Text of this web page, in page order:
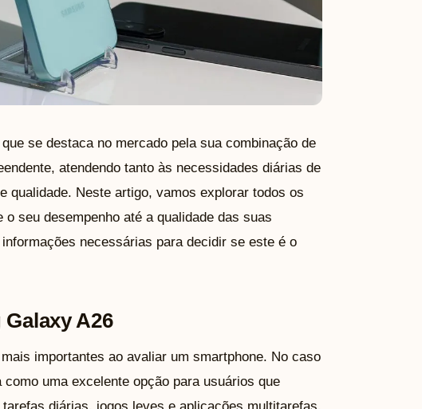
se destaca no mercado pela sua combinação de
atendendo tanto às necessidades diárias de
qualidade. Neste artigo, vamos explorar todos os
seu desempenho até a qualidade das suas
necessárias para decidir se este é o
A26
importantes ao avaliar um smartphone. No caso
uma excelente opção para usuários que